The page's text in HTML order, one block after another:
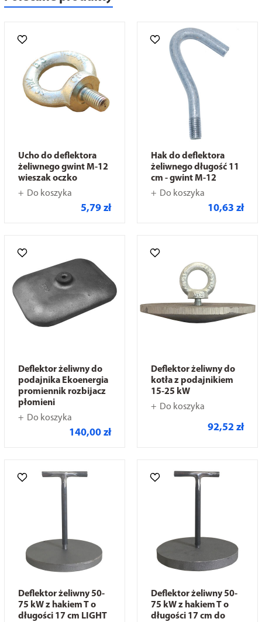
Ucho do deflektora
żeliwnego gwint M-12
wieszak oczko
Do koszyka
5,79 zł
Hak do deflektora
żeliwnego długość 11
cm - gwint M-12
Do koszyka
10,63 zł
Deflektor żeliwny do
podajnika Ekoenergia
promiennik rozbijacz
płomieni
Do koszyka
140,00 zł
Deflektor żeliwny do
kotła z podajnikiem
15-25 kW
Do koszyka
92,52 zł
Deflektor żeliwny 50-
75 kW z hakiem T o
długości 17 cm LIGHT
Deflektor żeliwny 50-
75 kW z hakiem T o
długości 17 cm do